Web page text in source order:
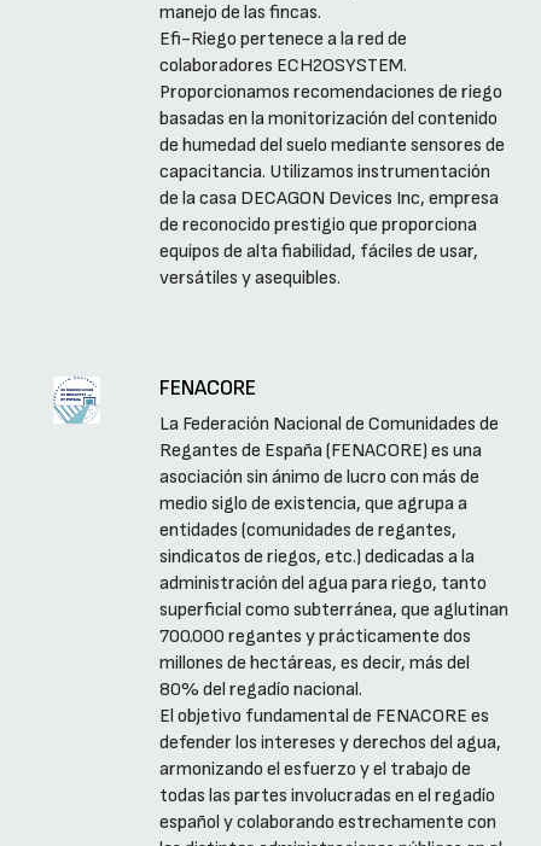
manejo de las fincas.
Efi-Riego pertenece a la red de
colaboradores ECH2OSYSTEM.
Proporcionamos recomendaciones de riego
basadas en la monitorización del contenido
de humedad del suelo mediante sensores de
capacitancia. Utilizamos instrumentación
de la casa DECAGON Devices Inc, empresa
de reconocido prestigio que proporciona
equipos de alta fiabilidad, fáciles de usar,
versátiles y asequibles.
FENACORE
La Federación Nacional de Comunidades de
Regantes de España (FENACORE) es una
asociación sin ánimo de lucro con más de
medio siglo de existencia, que agrupa a
entidades (comunidades de regantes,
sindicatos de riegos, etc.) dedicadas a la
administración del agua para riego, tanto
superficial como subterránea, que aglutinan
700.000 regantes y prácticamente dos
millones de hectáreas, es decir, más del
80% del regadío nacional.
El objetivo fundamental de FENACORE es
defender los intereses y derechos del agua,
armonizando el esfuerzo y el trabajo de
todas las partes involucradas en el regadío
español y colaborando estrechamente con